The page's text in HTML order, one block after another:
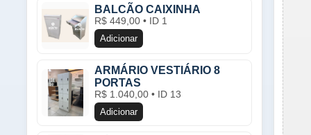
BALCÃO CAIXINHA
R$ 449,00 • ID 1
Adicionar
ARMÁRIO VESTIÁRIO 8
PORTAS
R$ 1.040,00 • ID 13
Adicionar